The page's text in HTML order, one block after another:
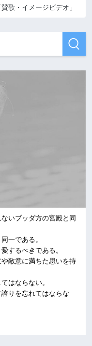
歌・イメージビデオ」
いブッダ方の宮殿と同
一である。
するべきである。
敵意に満ちた思いを持
はならない。
りを忘れてはならな